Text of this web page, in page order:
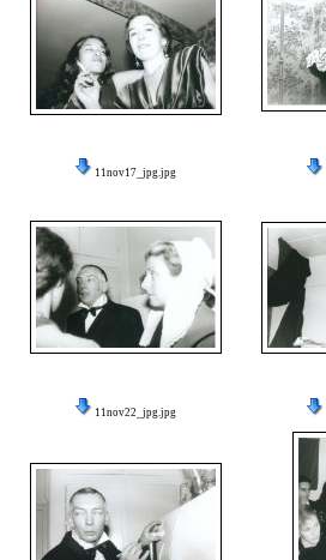
11nov17_jpg.jpg
11nov22_jpg.jpg